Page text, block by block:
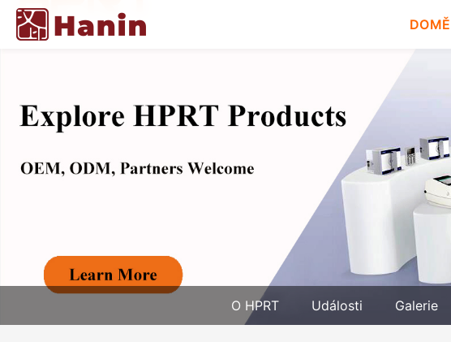
DOMĚ
O HPRT Události Galerie